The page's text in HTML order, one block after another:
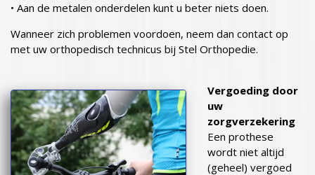
• Aan de metalen onderdelen kunt u beter niets doen.
Wanneer zich problemen voordoen, neem dan contact op
met uw orthopedisch technicus bij Stel Orthopedie.
Vergoeding door
uw
zorgverzekering
Een prothese
wordt niet altijd
(geheel) vergoed